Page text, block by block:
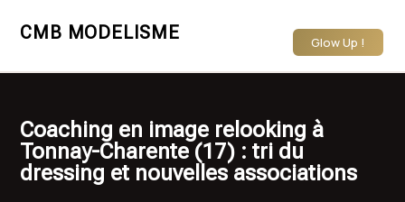
CMB MODELISME Glow Up !
Coaching en image relooking à
Tonnay-Charente (17) : tri du
dressing et nouvelles associations